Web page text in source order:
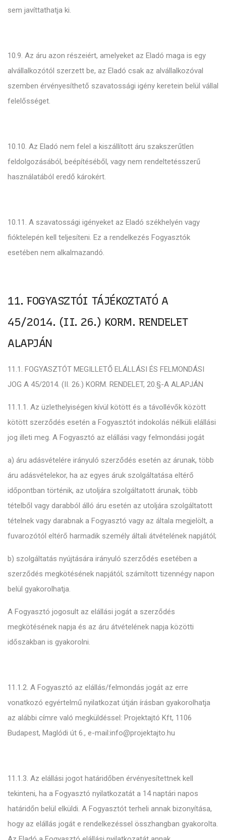
sem javíttathatja ki.
10.9. Az áru azon részeiért, amelyeket az Eladó maga is egy
alvállalkozótól szerzett be, az Eladó csak az alvállalkozóval
szemben érvényesíthető szavatossági igény keretein belül vállal
felelősséget.
10.10. Az Eladó nem felel a kiszállított áru szakszerűtlen
feldolgozásából, beépítéséből, vagy nem rendeltetésszerű
használatából eredő károkért.
10.11. A szavatossági igényeket az Eladó székhelyén vagy
fióktelepén kell teljesíteni. Ez a rendelkezés Fogyasztók
esetében nem alkalmazandó.
11. FOGYASZTÓI TÁJÉKOZTATÓ A
45/2014. (II. 26.) KORM. RENDELET
ALAPJÁN
11.1. FOGYASZTÓT MEGILLETŐ ELÁLLÁSI ÉS FELMONDÁSI
JOG A 45/2014. (II. 26.) KORM. RENDELET, 20.§-A ALAPJÁN
11.1.1. Az üzlethelyiségen kívül kötött és a távollévők között
kötött szerződés esetén a Fogyasztót indokolás nélküli elállási
jog illeti meg. A Fogyasztó az elállási vagy felmondási jogát
a) áru adásvételére irányuló szerződés esetén az árunak, több
áru adásvételekor, ha az egyes áruk szolgáltatása eltérő
időpontban történik, az utoljára szolgáltatott árunak, több
tételből vagy darabból álló áru esetén az utoljára szolgáltatott
tételnek vagy darabnak a Fogyasztó vagy az általa megjelölt, a
fuvarozótól eltérő harmadik személy általi átvételének napjától;
b) szolgáltatás nyújtására irányuló szerződés esetében a
szerződés megkötésének napjától; számított tizennégy napon
belül gyakorolhatja.
A Fogyasztó jogosult az elállási jogát a szerződés
megkötésének napja és az áru átvételének napja közötti
időszakban is gyakorolni.
11.1.2. A Fogyasztó az elállás/felmondás jogát az erre
vonatkozó egyértelmű nyilatkozat útján írásban gyakorolhatja
az alábbi címre való megküldéssel: Projektajtó Kft, 1106
Budapest, Maglódi út 6., e-mail:info@projektajto.hu
11.1.3. Az elállási jogot határidőben érvényesítettnek kell
tekinteni, ha a Fogyasztó nyilatkozatát a 14 naptári napos
határidőn belül elküldi. A Fogyasztót terheli annak bizonyítása,
hogy az elállás jogát e rendelkezéssel összhangban gyakorolta.